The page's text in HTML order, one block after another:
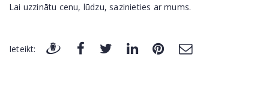
Lai uzzinātu cenu, lūdzu, sazinieties ar mums.
Ieteikt: